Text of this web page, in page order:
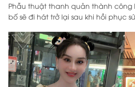
Phẫu thuật thanh quản thành công
bố sẽ đi hát trở lại sau khi hồi phục